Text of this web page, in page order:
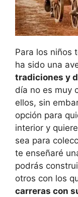
Para los niños
ha sido una
tradiciones y
día no es muy
ellos, sin
opción para
interior y
sea para
te enseñaré
podrás
otros con los
carreras con